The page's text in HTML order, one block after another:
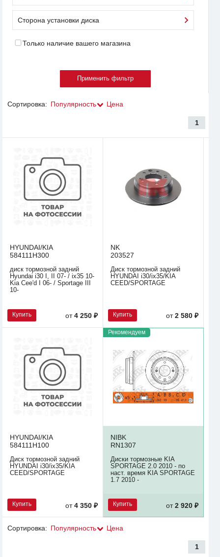
Сторона установки диска
Только наличие вашего магазина
Сортировка: Популярность Цена
1
HYUNDAI/KIA
584111H300
диск тормозной задний
Hyundai i30 I, II 07- / ix35 10-
Kia Cee'd I 06- / Sportage III
10-
Купить от4 250 ₽
NK
203527
Диск тормозной задний
HYUNDAI i30/ix35/KIA
CEED/SPORTAGE
Купить от2 580 ₽
HYUNDAI/KIA
584111H100
Диск тормозной задний
HYUNDAI i30/ix35/KIA
CEED/SPORTAGE
Купить от4 350 ₽
Рекомендуем
NIBK
RN1307
Диски тормозные KIA
SPORTAGE 2.0 2010 - по
наст. время KIA SPORTAGE
1.7 2010 -
Купить от2 920 ₽
Сортировка: Популярность Цена
1